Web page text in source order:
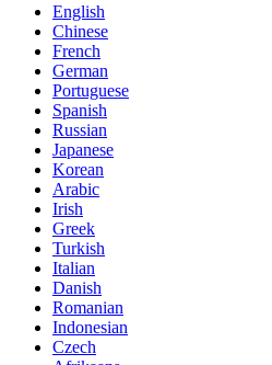
English
Chinese
French
German
Portuguese
Spanish
Russian
Japanese
Korean
Arabic
Irish
Greek
Turkish
Italian
Danish
Romanian
Indonesian
Czech